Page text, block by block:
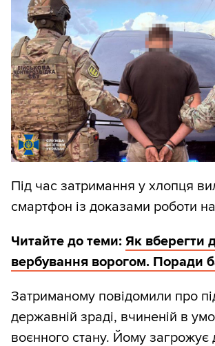
Під час затримання у хлопця
смартфон із доказами роботи
Читайте до теми: Як вберегти
вербування ворогом. Поради
Затриманому повідомили про
державній зраді, вчиненій в
воєнного стану. Йому загрожує